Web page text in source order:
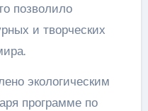
позволило
и творческих
экологическим
программе по